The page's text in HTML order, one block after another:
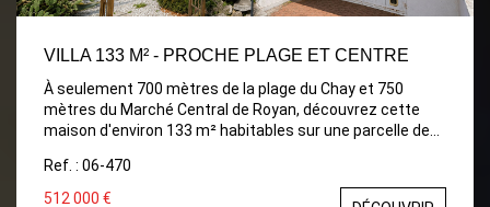
VILLA 133 M² - PROCHE PLAGE ET CENTRE
À seulement 700 mètres de la plage du Chay et 750
mètres du Marché Central de Royan, découvrez cette
maison d'environ 133 m² habitables sur une parcelle de
d'aménagement. Grâce à sa configuration sur deux
niveaux, elle conviendra aussi bien à une résidence
Ref. : 06-470
512 000 €